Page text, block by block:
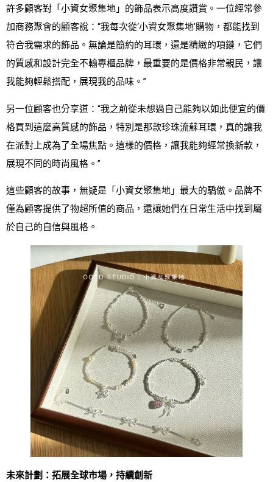
許多顧客對「小資女聚集地」的飾品表示高度讚賞。一位經常參
加商務聚會的顧客說：“我每次從‘小資女聚集地’購物，都能找到
符合我需求的飾品。無論是簡約的耳環，還是精緻的項鏈，它們
的質感和設計完全不輸專櫃品牌，最重要的是價格非常親民，讓
我能夠輕鬆搭配，展現我的品味。”
另一位顧客也分享道：“我之前從未想過自己能夠以如此便宜的價
格買到這麼高質感的飾品，特別是那款珍珠流蘇耳環，真的讓我
在派對上成為了全場焦點。這樣的價格，讓我能夠經常換新款，
展現不同的時尚風格。”
這些顧客的故事，無疑是「小資女聚集地」最大的驕傲。品牌不
僅為顧客提供了物超所值的商品，還讓她們在日常生活中找到屬
於自己的自信與風格。
未來計劃：拓展全球市場，持續創新